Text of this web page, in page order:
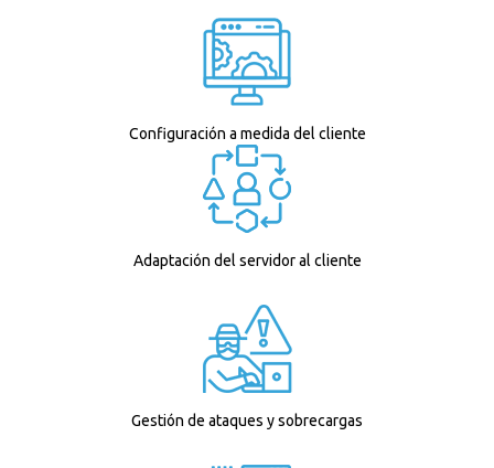
Configuración a medida del cliente
Adaptación del servidor al cliente
Gestión de ataques y sobrecargas